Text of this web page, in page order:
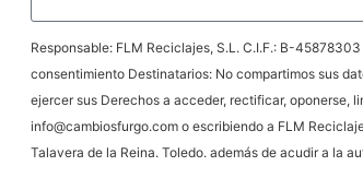
Responsable: FLM Reciclajes, S.L. C.I.F.: B-
consentimiento Destinatarios: No compartimos sus
ejercer sus Derechos a acceder, rectificar, oponerse,
info@cambiosfurgo.com o escribiendo a FLM
Talavera de la Reina. Toledo. además de acudir a la